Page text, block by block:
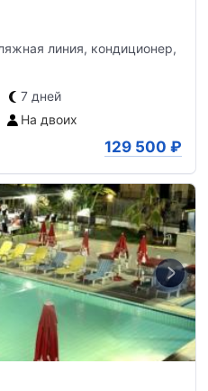
линия, кондиционер,
7 дней
На двоих
129 500 ₽